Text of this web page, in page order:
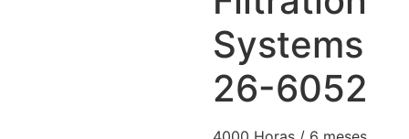
Systems
26-6052